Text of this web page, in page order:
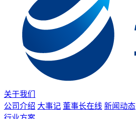
关于我们
公司介绍 大事记 董事长在线 新闻动态